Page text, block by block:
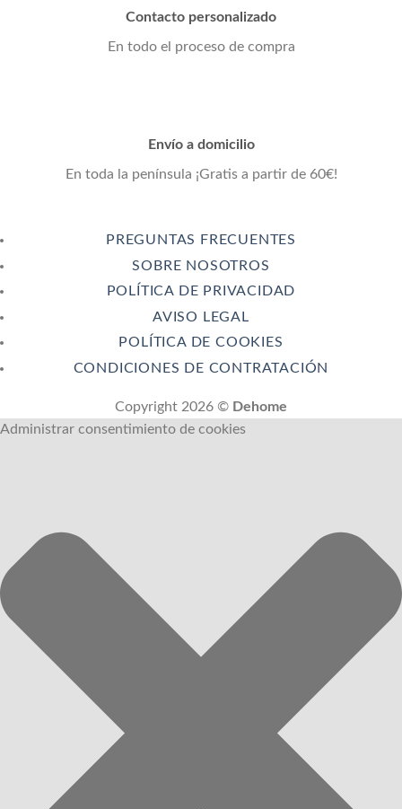
Contacto personalizado
En todo el proceso de compra
Envío a domicilio
En toda la península ¡Gratis a partir de 60€!
PREGUNTAS FRECUENTES
SOBRE NOSOTROS
POLÍTICA DE PRIVACIDAD
AVISO LEGAL
POLÍTICA DE COOKIES
CONDICIONES DE CONTRATACIÓN
Copyright 2026 © Dehome
Administrar consentimiento de cookies